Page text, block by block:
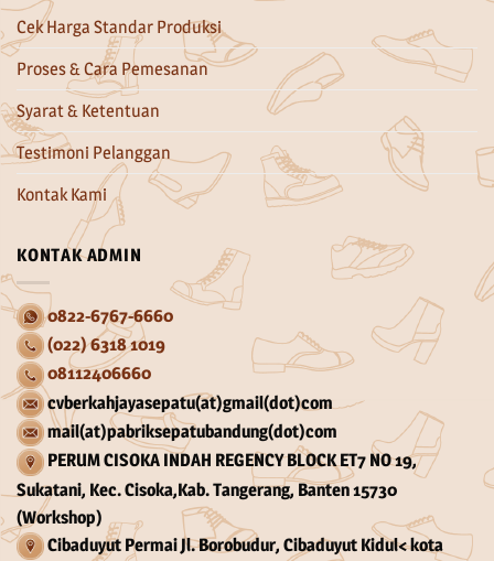
Cek Harga Standar Produksi
Proses & Cara Pemesanan
Syarat & Ketentuan
Testimoni Pelanggan
Kontak Kami
KONTAK ADMIN
0822-6767-6660
(022) 6318 1019
08112406660
cvberkahjayasepatu(at)gmail(dot)com
mail(at)pabriksepatubandung(dot)com
PERUM CISOKA INDAH REGENCY BLOCK ET7 NO 19,
Sukatani, Kec. Cisoka,Kab. Tangerang, Banten 15730
(Workshop)
Cibaduyut Permai Jl. Borobudur, Cibaduyut Kidul< kota